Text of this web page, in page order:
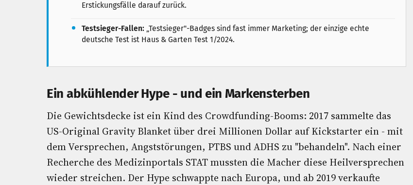
Erstickungsfälle darauf zurück.
Testsieger-Fallen: „Testsieger"-Badges sind fast immer Marketing; der einzige echte
deutsche Test ist Haus & Garten Test 1/2024.
Ein abkühlender Hype - und ein Markensterben
Die Gewichtsdecke ist ein Kind des Crowdfunding-Booms: 2017 sammelte das
US-Original Gravity Blanket über drei Millionen Dollar auf Kickstarter ein - mit
dem Versprechen, Angststörungen, PTBS und ADHS zu "behandeln". Nach einer
Recherche des Medizinportals STAT mussten die Macher diese Heilversprechen
wieder streichen. Der Hype schwappte nach Europa, und ab 2019 verkaufte